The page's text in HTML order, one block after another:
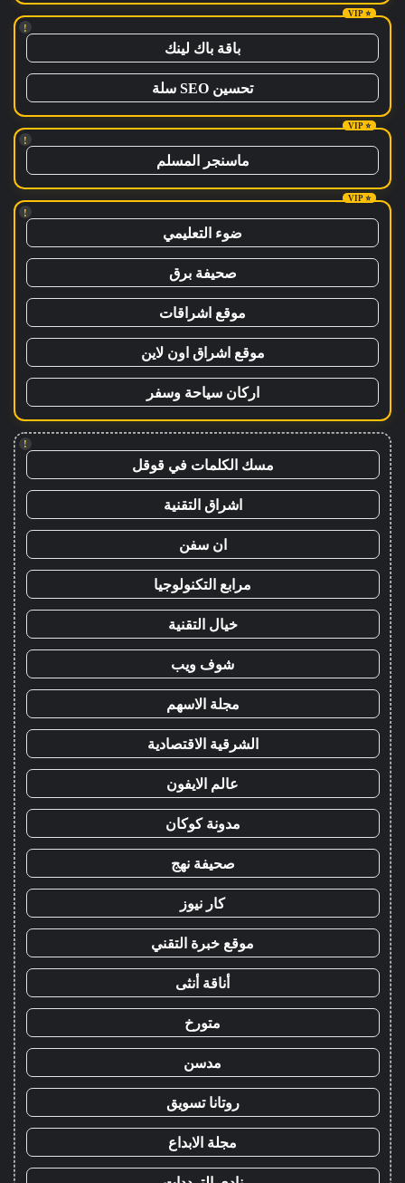
!
باقة باك لينك
تحسين SEO سلة
!
ماسنجر المسلم
!
ضوء التعليمي
صحيفة برق
موقع اشراقات
موقع اشراق اون لاين
اركان سياحة وسفر
!
مسك الكلمات في قوقل
اشراق التقنية
ان سفن
مرابع التكنولوجيا
خيال التقنية
شوف ويب
مجلة الاسهم
الشرقية الاقتصادية
عالم الايفون
مدونة كوكان
صحيفة نهج
كار نيوز
موقع خبرة التقني
أناقة أنثى
متورخ
مدسن
روتانا تسويق
مجلة الابداع